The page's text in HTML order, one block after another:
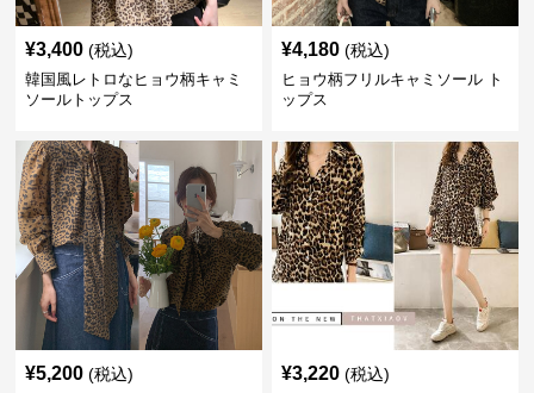
¥3,400 (税込)
韓国風レトロなヒョウ柄キャミ
ソールトップス
¥4,180 (税込)
ヒョウ柄フリルキャミソール ト
ップス
¥5,200 (税込) ¥3,220 (税込)